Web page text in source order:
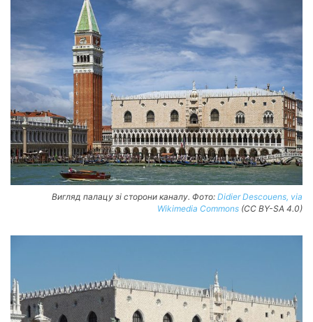
Вигляд палацу зі сторони каналу. Фото: Didier Descouens, via
Wikimedia Commons (CC BY-SA 4.0)